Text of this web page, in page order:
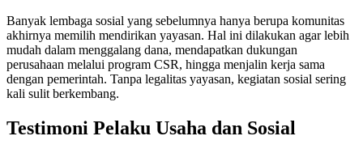
Banyak lembaga sosial yang sebelumnya hanya berupa komunitas
akhirnya memilih mendirikan yayasan. Hal ini dilakukan agar lebih
mudah dalam menggalang dana, mendapatkan dukungan
perusahaan melalui program CSR, hingga menjalin kerja sama
dengan pemerintah. Tanpa legalitas yayasan, kegiatan sosial sering
kali sulit berkembang.
Testimoni Pelaku Usaha dan Sosial